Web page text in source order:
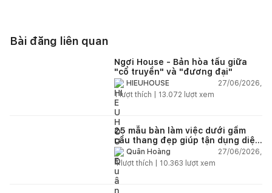
Bài đăng liên quan
Ngơi House - Bản hòa tấu giữa
"cổ truyền" và "đương đại"
HIEUHOUSE
27/06/2026,
1lượt thích | 13.072 lượt xem
25 mẫu bàn làm việc dưới gầm
cầu thang đẹp giúp tận dụng diện
tích tưởng chừng bị bỏ quên
Quân Hoàng
27/06/2026,
4lượt thích | 10.363 lượt xem